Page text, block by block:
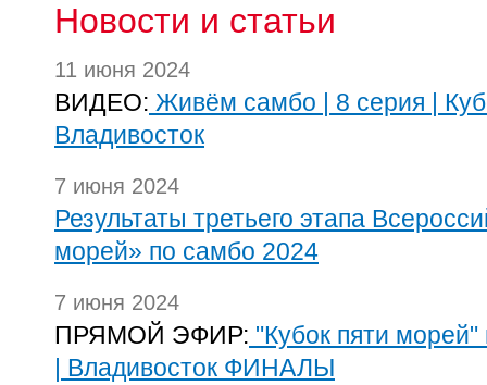
Новости и статьи
11 июня 2024
ВИДЕО: Живём самбо | 8 серия |
Владивосток
7 июня 2024
Результаты третьего этапа
морей» по самбо 2024
7 июня 2024
ПРЯМОЙ ЭФИР: "Кубок пяти
| Владивосток ФИНАЛЫ